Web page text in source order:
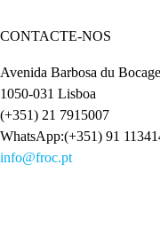
CONTACTE-NOS
Avenida Barbosa du
1050-031 Lisboa
(+351) 21 7915007
WhatsApp:(+351) 91
info@froc.pt